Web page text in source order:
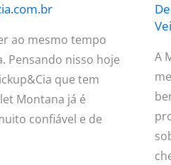
ao mesmo tempo
Pensando nisso hoje
que tem
Montana já é
confiável e de
A